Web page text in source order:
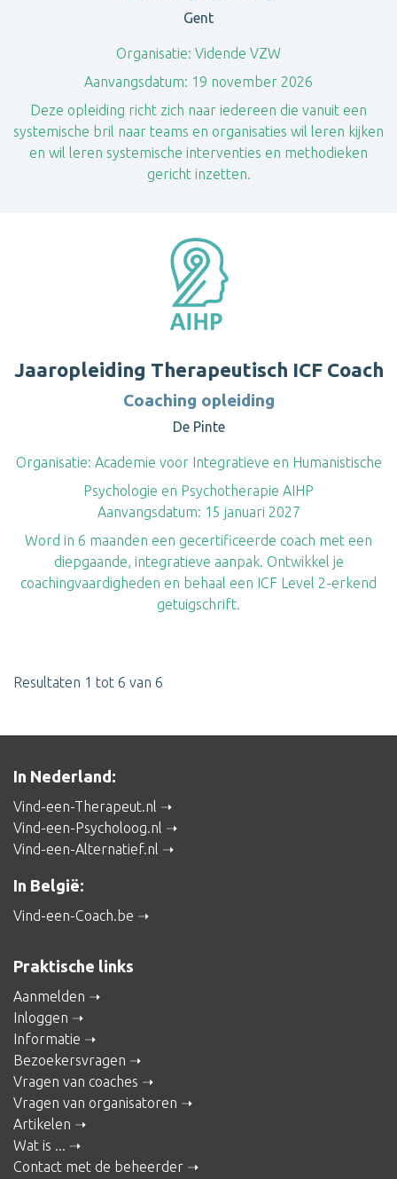
Gent
Organisatie: Vidende VZW
Aanvangsdatum: 19 november 2026
Deze opleiding richt zich naar iedereen die vanuit een
systemische bril naar teams en organisaties wil leren kijken
en wil leren systemische interventies en methodieken
gericht inzetten.
Jaaropleiding Therapeutisch ICF Coach
Coaching opleiding
De Pinte
Organisatie: Academie voor Integratieve en Humanistische
Psychologie en Psychotherapie AIHP
Aanvangsdatum: 15 januari 2027
Word in 6 maanden een gecertificeerde coach met een
diepgaande, integratieve aanpak. Ontwikkel je
coachingvaardigheden en behaal een ICF Level 2-erkend
getuigschrift.
Resultaten 1 tot 6 van 6
In Nederland:
Vind-een-Therapeut.nl
Vind-een-Psycholoog.nl
Vind-een-Alternatief.nl
In België:
Vind-een-Coach.be
Praktische links
Aanmelden
Inloggen
Informatie
Bezoekersvragen
Vragen van coaches
Vragen van organisatoren
Artikelen
Wat is ...
Contact met de beheerder